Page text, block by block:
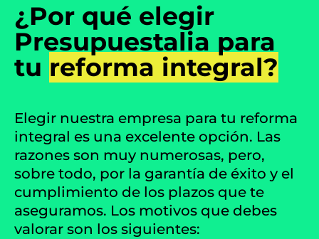
¿Por qué elegir
Presupuestalia para
tu reforma integral?
Elegir nuestra empresa para tu reforma
integral es una excelente opción. Las
razones son muy numerosas, pero,
sobre todo, por la garantía de éxito y el
cumplimiento de los plazos que te
aseguramos. Los motivos que debes
valorar son los siguientes: